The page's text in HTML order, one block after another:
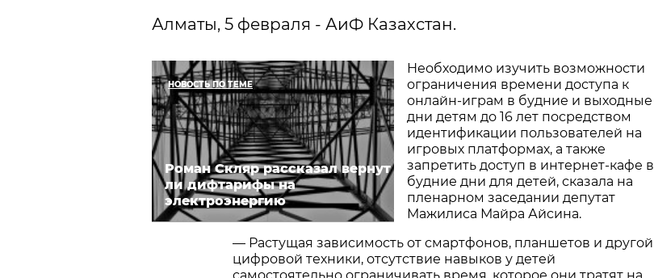
Алматы, 5 февраля - АиФ Казахстан.
НОВОСТЬ ПО ТЕМЕ
Роман Скляр рассказал вернут
ли дифтарифы на
электроэнергию
Необходимо изучить возможности
ограничения времени доступа к
онлайн-играм в будние и выходные
дни детям до 16 лет посредством
идентификации пользователей на
игровых платформах, а также
запретить доступ в интернет-кафе в
будние дни для детей, сказала на
пленарном заседании депутат
Мажилиса Майра Айсина.
— Растущая зависимость от смартфонов, планшетов и другой
цифровой техники, отсутствие навыков у детей
самостоятельно ограничивать время, которое они тратят на